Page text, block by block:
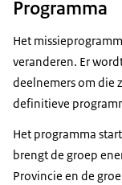
Programma
Het
veranderen. Er
deelnemers om die
definitieve
Het programma
brengt de groep
Provincie en de